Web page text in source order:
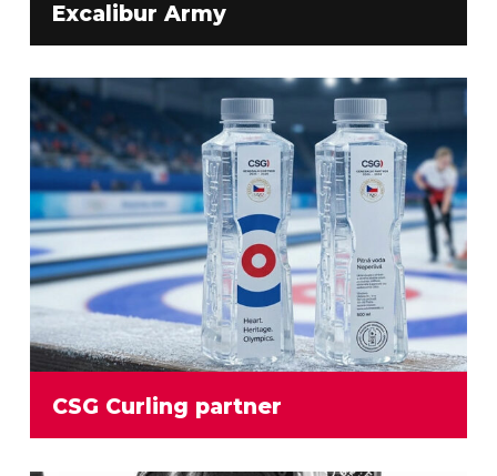
Excalibur Army
CSG Curling partner